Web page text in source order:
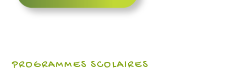
PROGRAMMES SCOLAIRES